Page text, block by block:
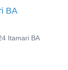
BA
Itamari BA